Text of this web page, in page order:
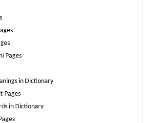
Pages
in Dictionary
Pages
in Dictionary